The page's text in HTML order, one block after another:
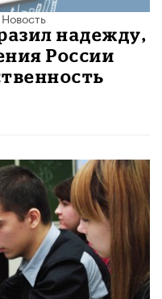
Новость
надежду,
России